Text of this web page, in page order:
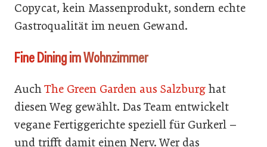
Copycat, kein Massenprodukt, sondern echte
Gastroqualität im neuen Gewand.
Fine Dining im Wohnzimmer
AuchThe Green Garden aus Salzburg hat
diesen Weg gewählt. Das Team entwickelt
vegane Fertiggerichte speziell für Gurkerl –
und trifft damit einen Nerv. Wer das